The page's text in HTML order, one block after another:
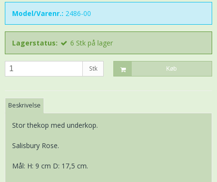
Model/Varenr.: 2486-00
Lagerstatus: 6 Stk på lager
Stk Køb
Beskrivelse
Stor thekop med underkop.
Salisbury Rose.
Mål: H: 9 cm D: 17,5 cm.